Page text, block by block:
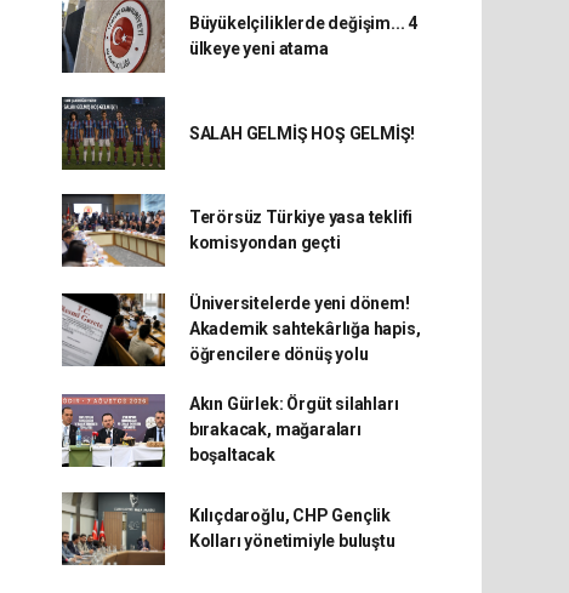
Büyükelçiliklerde değişim... 4
ülkeye yeni atama
SALAH GELMİŞ HOŞ GELMİŞ!
Terörsüz Türkiye yasa teklifi
komisyondan geçti
Üniversitelerde yeni dönem!
Akademik sahtekârlığa hapis,
öğrencilere dönüş yolu
Akın Gürlek: Örgüt silahları
bırakacak, mağaraları
boşaltacak
Kılıçdaroğlu, CHP Gençlik
Kolları yönetimiyle buluştu